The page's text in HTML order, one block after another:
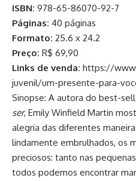
ISBN: 978-65-86070-92-7
Páginas: 40 páginas
Formato: 25.6 x 24.2
Preço: R$ 69,90
Links de venda: https://
juvenil/um-presente-para-
Sinopse: A autora do best-
ser, Emily Winfield Martin
alegria das diferentes
lindamente embrulhados, os
preciosos: tanto nas
todos podemos encontrar